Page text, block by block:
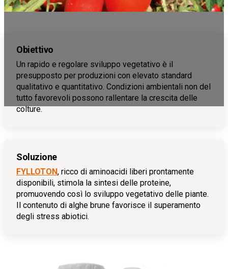
Obiettivo
Un rapido e regolare sviluppo vegetativo è il
presupposto per produzioni con elevato standard
qualitativo e quantitativo. Condizioni ambientali non del
tutto favorevoli possono rallentare la crescita delle
colture.
Soluzione
FYLLOTON, ricco di aminoacidi liberi prontamente
disponibili, stimola la sintesi delle proteine,
promuovendo così lo sviluppo vegetativo delle piante.
Il contenuto di alghe brune favorisce il superamento
degli stress abiotici.